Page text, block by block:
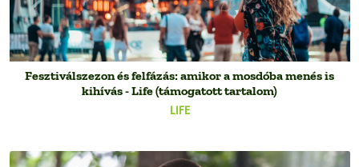
LIFE
Fesztiválszezon és felfázás: amikor a mosdóba menés is
kihívás - Life (támogatott tartalom)